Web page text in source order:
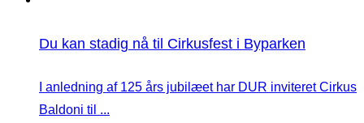
Du kan stadig nå til Cirkusfest i Byparken
I anledning af 125 års jubilæet har DUR inviteret Cirkus
Baldoni til ...